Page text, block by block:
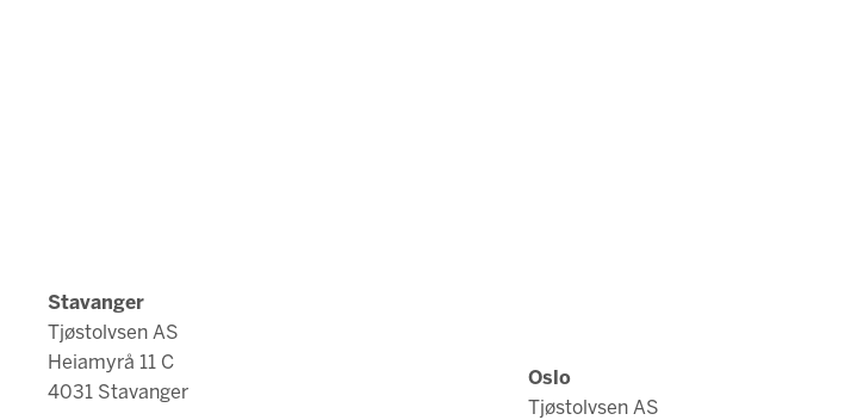
Stavanger
Tjøstolvsen AS
Heiamyrå 11 C
4031 Stavanger
Oslo
Tjøstolvsen AS